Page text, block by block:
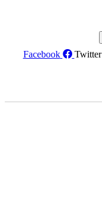
Facebook
Twitter